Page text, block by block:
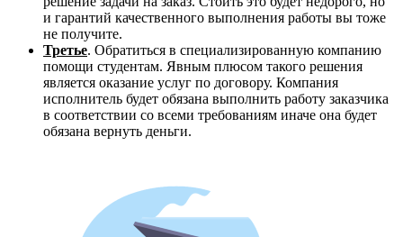
и гарантий качественного выполнения работы вы тоже
не получите.
Третье. Обратиться в специализированную компанию
помощи студентам. Явным плюсом такого решения
является оказание услуг по договору. Компания
исполнитель будет обязана выполнить работу заказчика
в соответствии со всеми требованиям иначе она будет
обязана вернуть деньги.